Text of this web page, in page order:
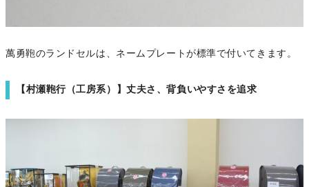
萬勇鞄のランドセルは、ネームプレートが標準で付いてきます。
【村瀬鞄行（工房系）】丈夫さ、背負いやすさを追求